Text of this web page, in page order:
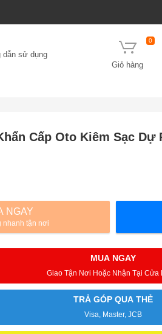
dẫn sử dụng
Giỏ hàng
0
Cấp Oto Kiêm Sạc Dự
NGAY
nhanh tận nơi
MUA NGAY
Giao Tận Nơi Hoặc Nhận Tại Cửa
TRẢ GÓP QUA THẺ
Visa, Master, JCB